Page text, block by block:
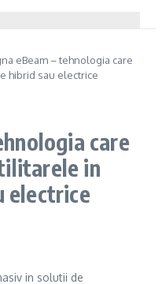
eBeam – tehnologia care
hibrid sau electrice
care
in
electrice
in solutii de